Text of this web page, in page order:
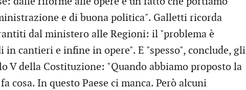
e di buona politica". Galletti ricorda
dal ministero alle Regioni: il "problema è
cantieri e infine in opere". E "spesso", conclude, gli
V della Costituzione: "Quando abbiamo proposto la
cosa. In questo Paese ci manca. Però alcuni